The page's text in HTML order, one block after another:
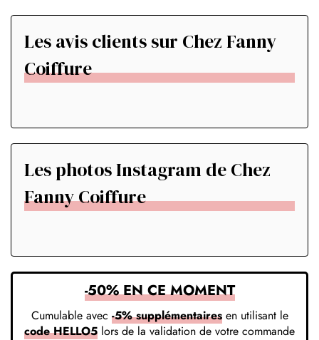
Les avis clients sur Chez Fanny
Coiffure
Les photos Instagram de Chez
Fanny Coiffure
-50% EN CE MOMENT
Cumulable avec -5% supplémentairesen utilisant le
code HELLO5 lors de la validation de votre commande